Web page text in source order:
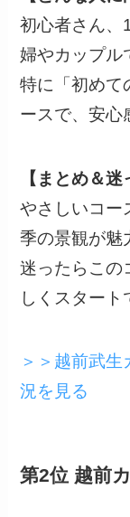
初心者さん、
婦やカップル
特に「初めて
ースで、安心
【まとめ＆迷
やさしいコー
季の景観が魅
迷ったらこの
しくスタート
＞＞越前武
況を見る
第2位 越前